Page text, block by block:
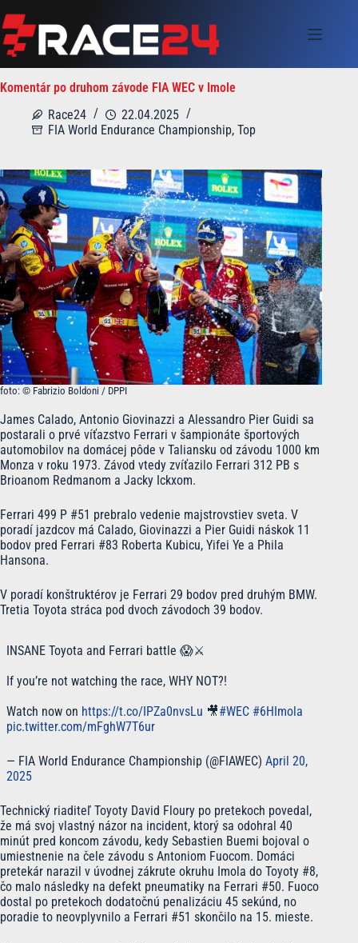
to
content
Komentár po druhom závode FIA WEC v Imole
Race24
22.04.2025
FIA World Endurance Championship, Top
foto: © Fabrizio Boldoni / DPPI
James Calado, Antonio Giovinazzi a Alessandro Pier Guidi sa
postarali o prvé víťazstvo Ferrari v šampionáte športových
automobilov na domácej pôde v Taliansku od závodu 1000 km
Monza v roku 1973. Závod vtedy zvíťazilo Ferrari 312 PB s
Brioanom Redmanom a Jacky Ickxom.
Ferrari 499 P #51 prebralo vedenie majstrovstiev sveta. V
poradí jazdcov má Calado, Giovinazzi a Pier Guidi náskok 11
bodov pred Ferrari #83 Roberta Kubicu, Yifei Ye a Phila
Hansona.
V poradí konštruktérov je Ferrari 29 bodov pred druhým BMW.
Tretia Toyota stráca pod dvoch závodoch 39 bodov.
INSANE Toyota and Ferrari battle 😱⚔️
If you’re not watching the race, WHY NOT?!
Watch now on https://t.co/IPZa0nvsLu 🎥#WEC #6HImola
pic.twitter.com/mFghW7T6ur
— FIA World Endurance Championship (@FIAWEC) April 20,
2025
Technický riaditeľ Toyoty David Floury po pretekoch povedal,
že má svoj vlastný názor na incident, ktorý sa odohral 40
minút pred koncom závodu, kedy Sebastien Buemi bojoval o
umiestnenie na čele závodu s Antoniom Fuocom. Domáci
pretekár narazil v úvodnej zákrute okruhu Imola do Toyoty #8,
čo malo následky na defekt pneumatiky na Ferrari #50. Fuoco
dostal po pretekoch dodatočnú penalizáciu 45 sekúnd, no
poradie to neovplyvnilo a Ferrari #51 skončilo na 15. mieste.